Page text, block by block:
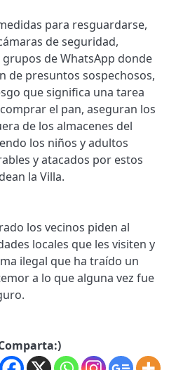
para resguardarse,
de seguridad,
de WhatsApp donde
de presuntos sospechosos,
que significa una tarea
el pan, aseguran los
de los almacenes del
los niños y adultos
y atacados por estos
la Villa.
los vecinos piden al
locales que les visiten y
ilegal que ha traído un
a lo que alguna vez fue